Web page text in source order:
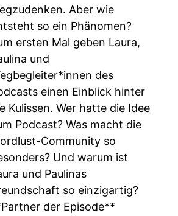
Aber wie
so ein Phänomen?
ersten Mal geben Laura,
und
des
einen Einblick hinter
Kulissen. Wer hatte die Idee
Podcast? Was macht die
Community so
Und warum ist
und Paulinas
so einzigartig?
der Episode**